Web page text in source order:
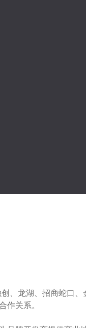
、龙湖、招商蛇口
作关系。